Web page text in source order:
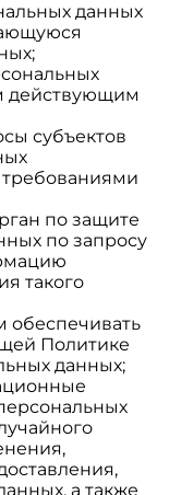
данных
действующим
субъектов
требованиями
по защите
по запросу
такого
обеспечивать
Политике
данных;
а также